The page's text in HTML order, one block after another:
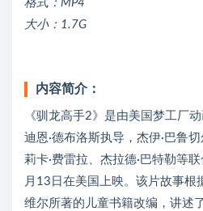
格式：MP4
大小：1.7G
内容简介：
《驯龙高手2》是由美国梦工厂
迪恩·德布洛斯执导，杰伊·巴鲁
莉卡·费雷拉、杰拉德·巴特勒等
月13日在美国上映。该片故事根
维尔所著的儿童书籍改编，讲述